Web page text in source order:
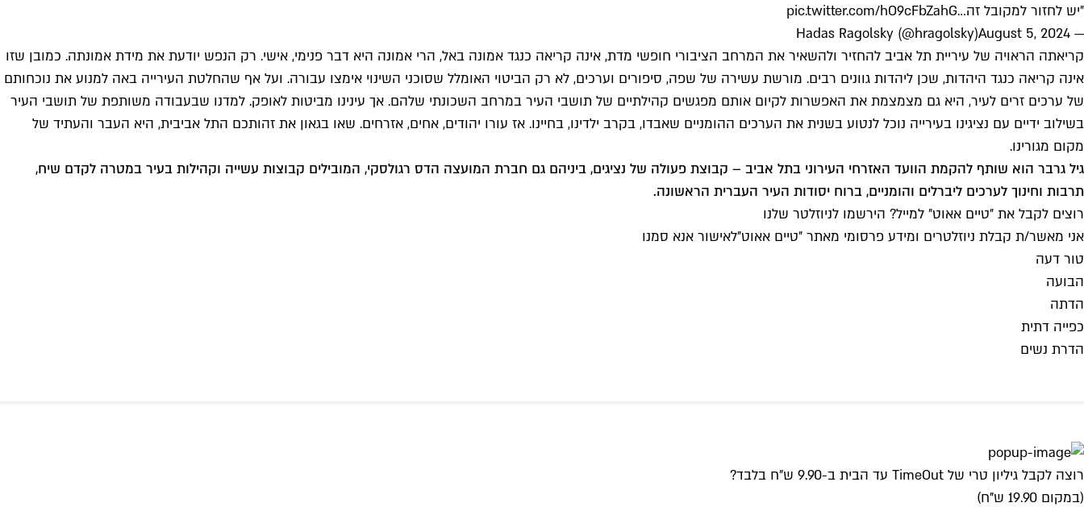
״יש לחזור למקובל זה…pic.twitter.com/hO9cFbZahG
— Hadas Ragolsky (@hragolsky)
August 5, 2024
קריאתה הראויה של עיריית תל אביב להחזיר ולהשאיר את המרחב הציבורי חופשי מדת, אינה קריאה כנגד אמונה באל, הרי אמונה היא דבר פנימי, אישי. רק הנפש יודעת את מידת אמונתה. כמובן שזו
אינה קריאה כנגד היהדות, שכן ליהדות גוונים רבים. מורשת עשירה של שפה, סיפורים וערכים, לא רק הביטוי האומלל שסוכני השינוי אימצו עבורה. ועל אף שהחלטת העירייה באה למנוע את נוכחותם
של ערכים זרים לעיר, היא גם מצמצמת את האפשרות לקיום אותם מפגשים קהילתיים של תושבי העיר במרחב השכונתי שלהם. אך עינינו מביטות לאופק. למדנו שבעבודה משותפת של תושבי העיר
בשילוב ידיים עם נציגינו בעירייה נוכל לנטוע בשנית את הערכים ההומניים שאבדו, בקרב ילדינו, בחיינו. אז עורו יהודים, אחים, אזרחים. שאו בגאון את זהותכם התל אביבית, היא העבר והעתיד של
מקום מגורינו.
גיל גרבר הוא שותף להקמת הוועד האזרחי העירוני בתל אביב – קבוצת פעולה של נציגים, ביניהם גם חברת המועצה הדס רגולסקי, המובילים קבוצות עשייה וקהילות בעיר במטרה לקדם שיח,
תרבות וחינוך לערכים ליברלים והומניים, ברוח יסודות העיר העברית הראשונה.
רוצים לקבל את ״טיים אאוט״ למייל? הירשמו לניוזלטר שלנו
אני מאשר/ת קבלת ניוזלטרים ומידע פרסומי מאתר ״טיים אאוט״לאישור אנא סמנו
טור דעה
הבועה
הדתה
כפייה דתית
הדרת נשים
רוצה לקבל גיליון טרי של TimeOut עד הבית ב-9.90 ש"ח בלבד?
(במקום 19.90 ש"ח)